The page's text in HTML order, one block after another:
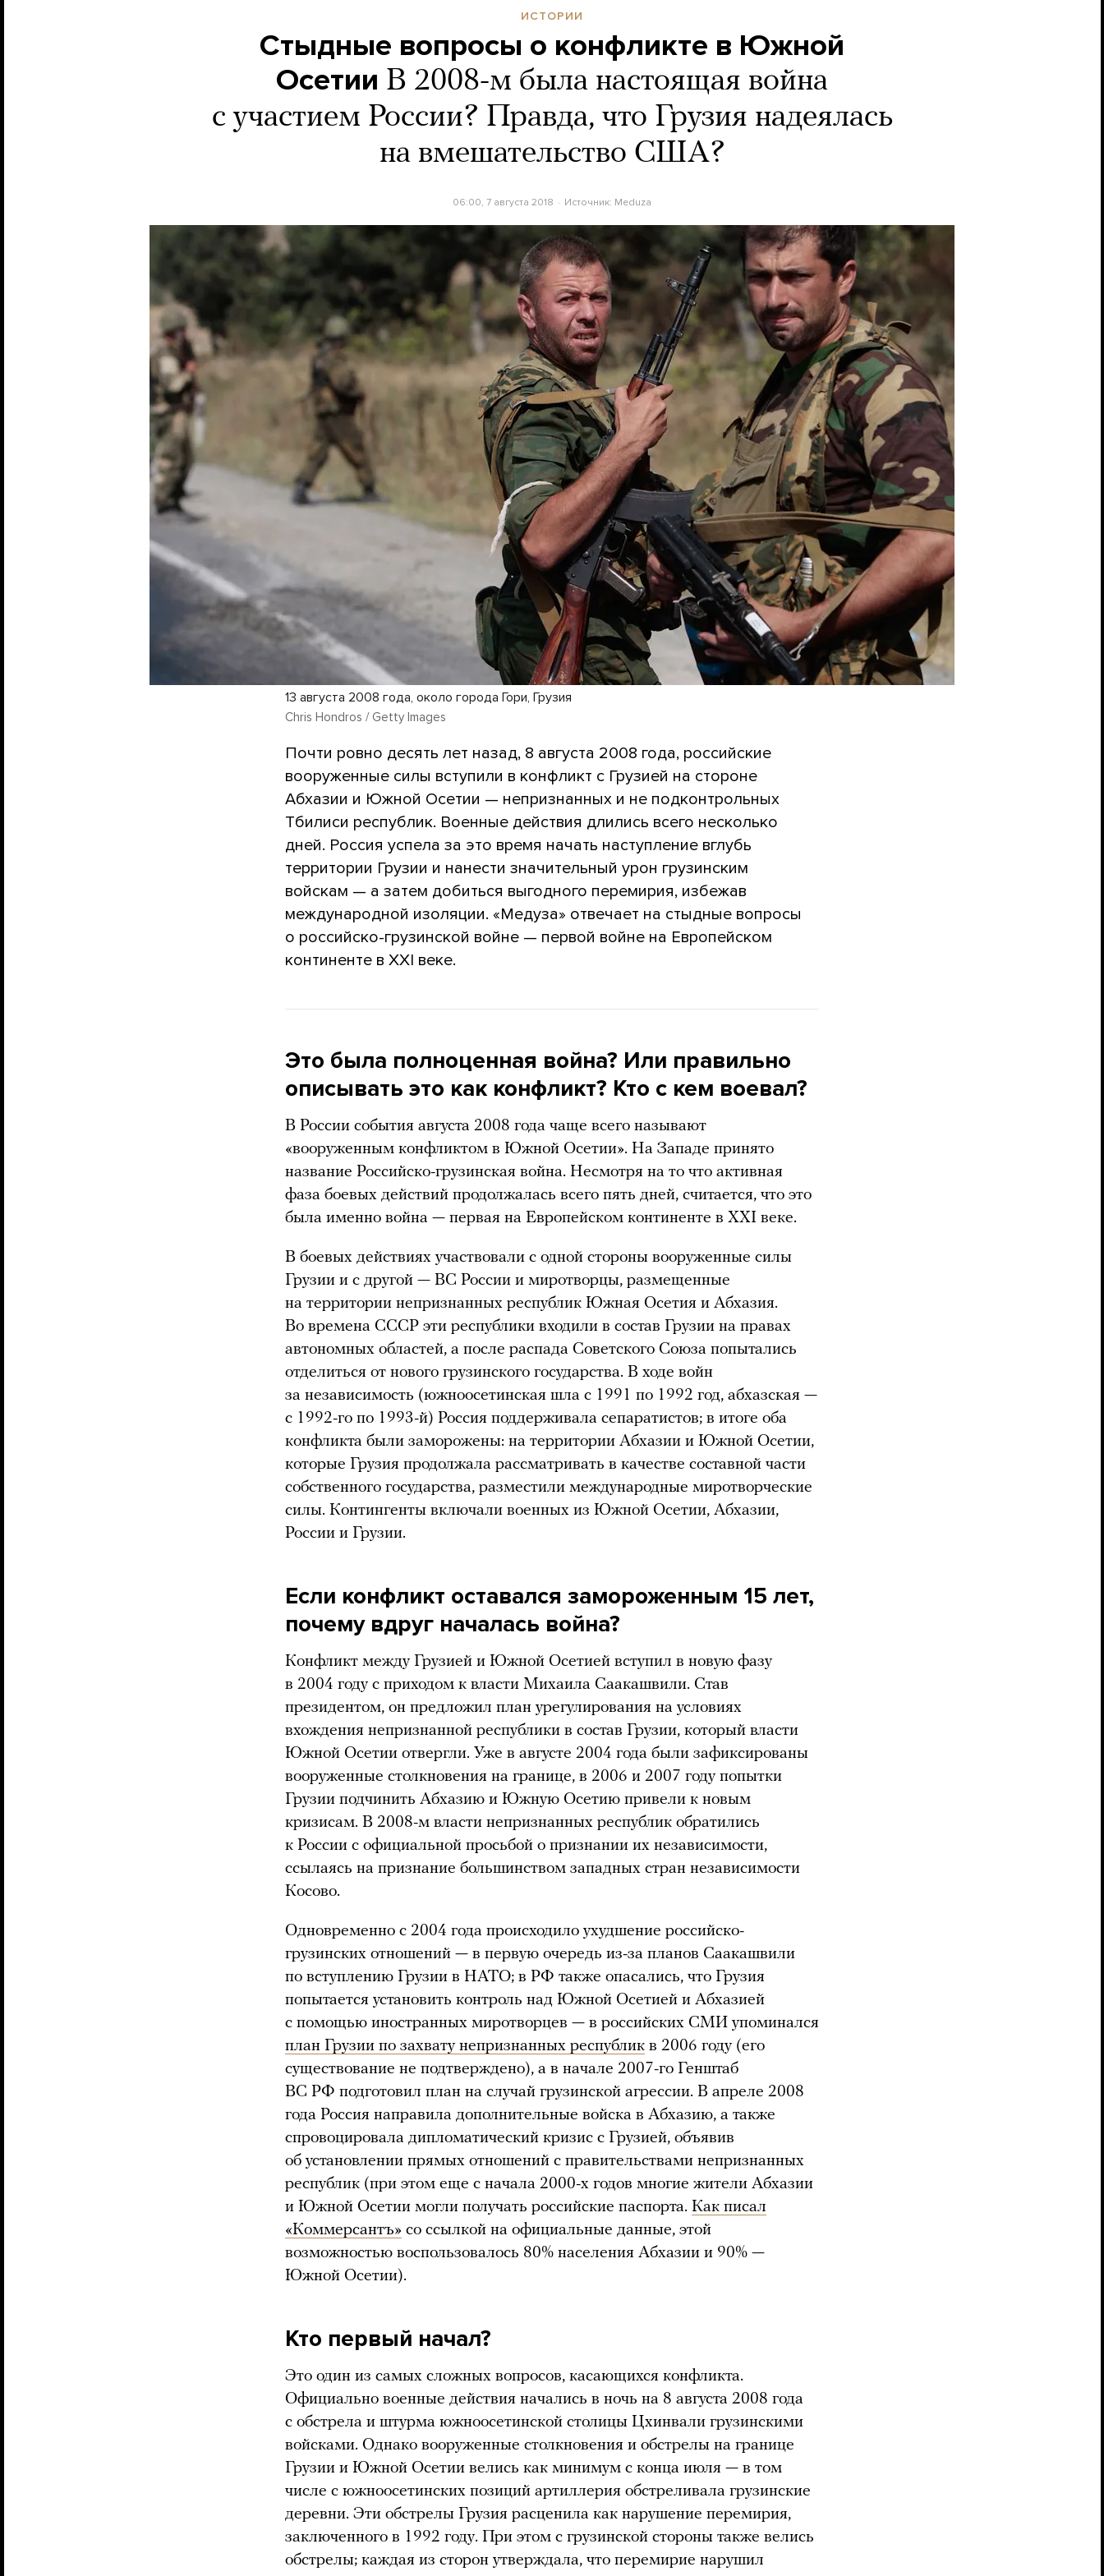
ИСТОРИИ
Стыдные вопросы о конфликте в Южной
Осетии В 2008-м была настоящая война
с участием России? Правда, что Грузия надеялась
на вмешательство США?
06:00, 7 августа 2018 Источник: Meduza
13 августа 2008 года, около города Гори, Грузия
Chris Hondros / Getty Images
Почти ровно десять лет назад, 8 августа 2008 года, российские
вооруженные силы вступили в конфликт с Грузией на стороне
Абхазии и Южной Осетии — непризнанных и не подконтрольных
Тбилиси республик. Военные действия длились всего несколько
дней. Россия успела за это время начать наступление вглубь
территории Грузии и нанести значительный урон грузинским
войскам — а затем добиться выгодного перемирия, избежав
международной изоляции. «Медуза» отвечает на стыдные вопросы
о российско-грузинской войне — первой войне на Европейском
континенте в XXI веке.
Это была полноценная война? Или правильно
описывать это как конфликт? Кто с кем воевал?
В России события августа 2008 года чаще всего называют
«вооруженным конфликтом в Южной Осетии». На Западе принято
название Российско-грузинская война. Несмотря на то что активная
фаза боевых действий продолжалась всего пять дней, считается, что это
была именно война — первая на Европейском континенте в XXI веке.
В боевых действиях участвовали с одной стороны вооруженные силы
Грузии и с другой — ВС России и миротворцы, размещенные
на территории непризнанных республик Южная Осетия и Абхазия.
Во времена СССР эти республики входили в состав Грузии на правах
автономных областей, а после распада Советского Союза попытались
отделиться от нового грузинского государства. В ходе войн
за независимость (южноосетинская шла с 1991 по 1992 год, абхазская —
с 1992-го по 1993-й) Россия поддерживала сепаратистов; в итоге оба
конфликта были заморожены: на территории Абхазии и Южной Осетии,
которые Грузия продолжала рассматривать в качестве составной части
собственного государства, разместили международные миротворческие
силы. Контингенты включали военных из Южной Осетии, Абхазии,
России и Грузии.
Если конфликт оставался замороженным 15 лет,
почему вдруг началась война?
Конфликт между Грузией и Южной Осетией вступил в новую фазу
в 2004 году с приходом к власти Михаила Саакашвили. Став
президентом, он предложил план урегулирования на условиях
вхождения непризнанной республики в состав Грузии, который власти
Южной Осетии отвергли. Уже в августе 2004 года были зафиксированы
вооруженные столкновения на границе, в 2006 и 2007 году попытки
Грузии подчинить Абхазию и Южную Осетию привели к новым
кризисам. В 2008-м власти непризнанных республик обратились
к России с официальной просьбой о признании их независимости,
ссылаясь на признание большинством западных стран независимости
Косово.
Одновременно с 2004 года происходило ухудшение российско-
грузинских отношений — в первую очередь из-за планов Саакашвили
по вступлению Грузии в НАТО; в РФ также опасались, что Грузия
попытается установить контроль над Южной Осетией и Абхазией
с помощью иностранных миротворцев — в российских СМИ упоминался
план Грузии по захвату непризнанных республик в 2006 году (его
существование не подтверждено), а в начале 2007-го Генштаб
ВС РФ подготовил план на случай грузинской агрессии. В апреле 2008
года Россия направила дополнительные войска в Абхазию, а также
спровоцировала дипломатический кризис с Грузией, объявив
об установлении прямых отношений с правительствами непризнанных
республик (при этом еще с начала 2000-х годов многие жители Абхазии
и Южной Осетии могли получать российские паспорта. Как писал
«Коммерсантъ» со ссылкой на официальные данные, этой
возможностью воспользовалось 80% населения Абхазии и 90% —
Южной Осетии).
Кто первый начал?
Это один из самых сложных вопросов, касающихся конфликта.
Официально военные действия начались в ночь на 8 августа 2008 года
с обстрела и штурма южноосетинской столицы Цхинвали грузинскими
войсками. Однако вооруженные столкновения и обстрелы на границе
Грузии и Южной Осетии велись как минимум с конца июля — в том
числе с южноосетинских позиций артиллерия обстреливала грузинские
деревни. Эти обстрелы Грузия расценила как нарушение перемирия,
заключенного в 1992 году. При этом с грузинской стороны также велись
обстрелы; каждая из сторон утверждала, что перемирие нарушил